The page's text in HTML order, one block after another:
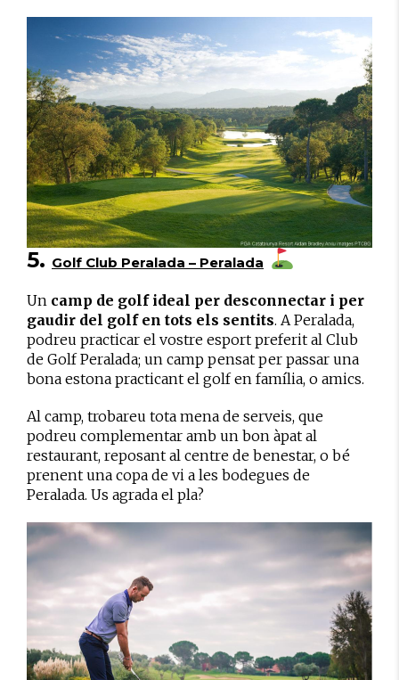
5. Golf Club Peralada – Peralada
Un camp de golf ideal per desconnectar i per
gaudir del golf en tots els sentits. A Peralada,
podreu practicar el vostre esport preferit al Club
de Golf Peralada; un camp pensat per passar una
bona estona practicant el golf en família, o amics.
Al camp, trobareu tota mena de serveis, que
podreu complementar amb un bon àpat al
restaurant, reposant al centre de benestar, o bé
prenent una copa de vi a les bodegues de
Peralada. Us agrada el pla?